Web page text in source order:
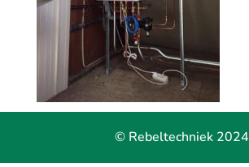
© Rebeltechniek 2024